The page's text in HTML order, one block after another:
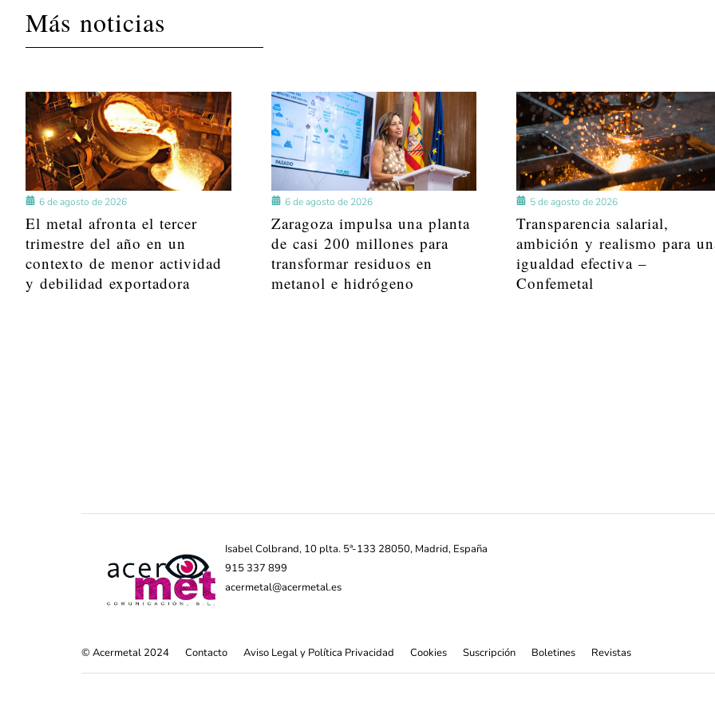
Más noticias
6 de agosto de 2026
El metal afronta el tercer
trimestre del año en un
contexto de menor actividad
y debilidad exportadora
6 de agosto de 2026
Zaragoza impulsa una planta
de casi 200 millones para
transformar residuos en
metanol e hidrógeno
5 de agosto de 2026
Transparencia salarial,
ambición y realismo para
igualdad efectiva –
Confemetal
Isabel Colbrand, 10 plta. 5ª-133 28050, Madrid, España
915 337 899
acermetal@acermetal.es
© Acermetal 2024 Contacto Aviso Legal y Política Privacidad Cookies Suscripción Boletines Revistas